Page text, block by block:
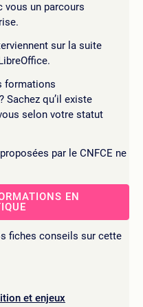
vous un parcours
sur la suite
formations
Sachez qu’il existe
selon votre statut
par le CNFCE ne
EN
fiches conseils sur cette
et enjeux